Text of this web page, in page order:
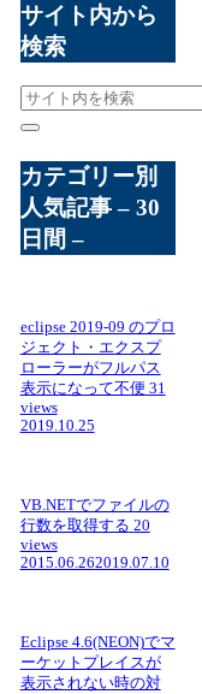
サイト内から
検索
カテゴリー別
人気記事 – 30
日間 –
eclipse 2019-09 のプロ
ジェクト・エクスプ
ローラーがフルパス
表示になって不便 31
views
2019.10.25
VB.NETでファイルの
行数を取得する 20
views
2015.06.262019.07.10
Eclipse 4.6(NEON)でマ
ーケットプレイスが
表示されない時の対